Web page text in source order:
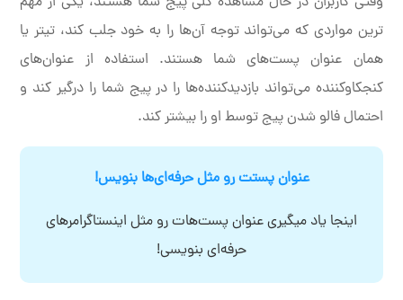
ترین مواردی که می‌تواند توجه آن‌ها را به خود جلب کند، تیتر یا
همان عنوان پست‌های شما هستند. استفاده از عنوان‌های
کنجکاوکننده می‌تواند بازدیدکننده‌ها را در پیج شما را درگیر کند و
احتمال فالو شدن پیج توسط او را بیشتر کند.
عنوان پستت رو مثل حرفه‌ای‌ها بنویس!
اینجا یاد میگیری عنوان پست‌هات رو مثل اینستاگرامرهای
حرفه‌ای بنویسی!